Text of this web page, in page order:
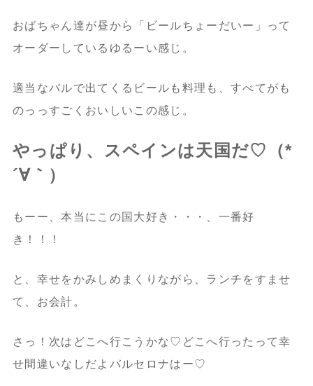
おばちゃん達が昼から「ビールちょーだいー」って
オーダーしているゆるーい感じ。
適当なバルで出てくるビールも料理も、すべてがも
のっっすごくおいしいこの感じ。
やっぱり、スペインは天国だ♡（*
´∀｀）
もーー、本当にこの国大好き・・・、一番好
き！！！
と、幸せをかみしめまくりながら、ランチをすませ
て、お会計。
さっ！次はどこへ行こうかな♡どこへ行ったって幸
せ間違いなしだよバルセロナはー♡